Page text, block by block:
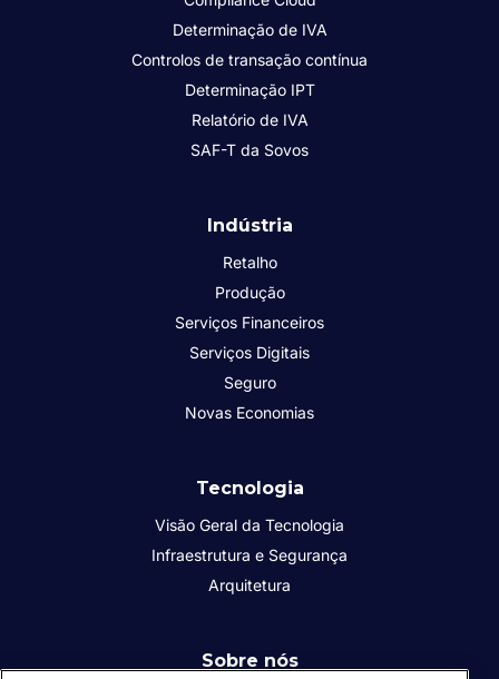
Determinação de IVA
Controlos de transação contínua
Determinação IPT
Relatório de IVA
SAF-T da Sovos
Indústria
Retalho
Produção
Serviços Financeiros
Serviços Digitais
Seguro
Novas Economias
Tecnologia
Visão Geral da Tecnologia
Infraestrutura e Segurança
Arquitetura
Sobre nós